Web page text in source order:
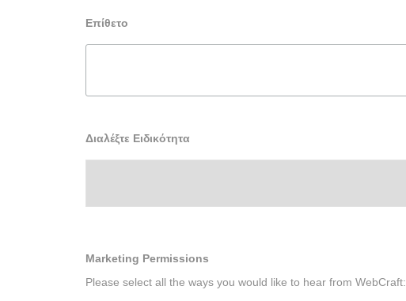
Επίθετο
Διαλέξτε Ειδικότητα
Marketing Permissions
Please select all the ways you would like to hear from WebCraft: